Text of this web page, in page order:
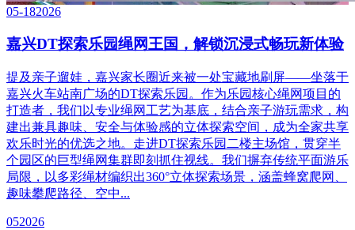
05-182026
嘉兴DT探索乐园绳网王国，解锁沉浸式畅玩新体验
提及亲子遛娃，嘉兴家长圈近来被一处宝藏地刷屏——坐落于
嘉兴火车站南广场的DT探索乐园。作为乐园核心绳网项目的
打造者，我们以专业绳网工艺为基底，结合亲子游玩需求，构
建出兼具趣味、安全与体验感的立体探索空间，成为全家共享
欢乐时光的优选之地。走进DT探索乐园二楼主场馆，贯穿半
个园区的巨型绳网集群即刻抓住视线。我们摒弃传统平面游乐
局限，以多彩绳材编织出360°立体探索场景，涵盖蜂窝爬网、
趣味攀爬路径、空中...
052026